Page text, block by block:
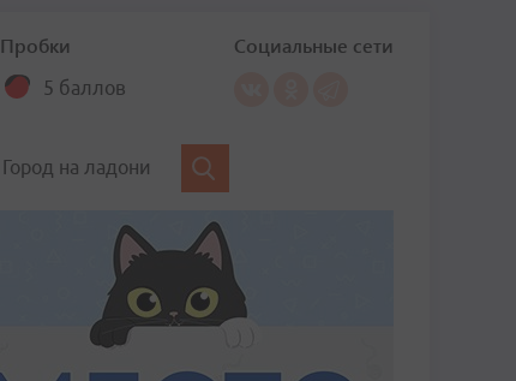
Пробки
5 баллов
Социальные сети
Город на ладони